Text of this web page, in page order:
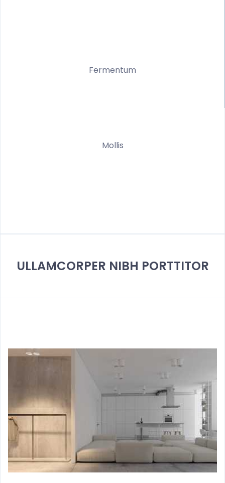
Fermentum
Mollis
ULLAMCORPER NIBH PORTTITOR